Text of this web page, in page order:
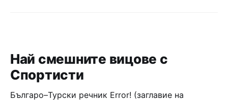
Най смешните вицове с
Спортисти
Българо–Турски речник Error! (заглавие на